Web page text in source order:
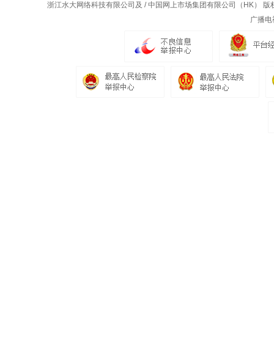
浙江水大网络科技有限公司及 / 中国网上市场集团有限公司（HK）
广播